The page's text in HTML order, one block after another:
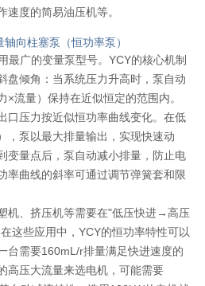
度的简易油压机等。
向柱塞泵（恒功率泵）
最广的变量泵型号。YCY的核心机制
盘倾角：当系统压力升高时，泵自动
流量）保持在近似恒定的范围内。
口压力按近似恒功率曲线变化。在低
，泵以最大排量输出，实现快速动
变量点后，泵自动减小排量，防止电
率曲线的斜率可通过调节弹簧套和限
机、挤压机等需要在"低压快进→高压
这些应用中，YCY的恒功率特性可以
需要160mL/r排量满足快进速度的
高压大流量来选电机，可能需要